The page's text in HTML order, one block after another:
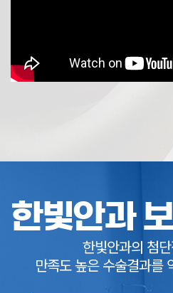
한빛안과 보
한빛안과의 첨
만족도 높은 수술결과를